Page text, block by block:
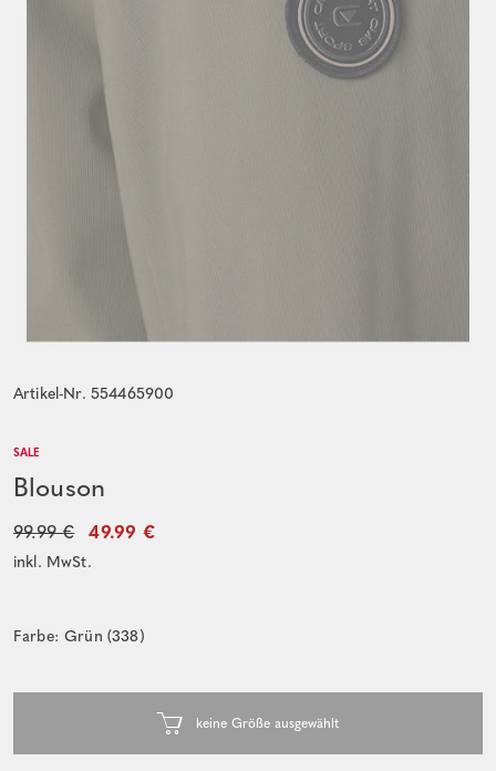
Artikel-Nr. 554465900
SALE
Blouson
99.99 € 49.99 €
inkl. MwSt.
Farbe: Grün (338)